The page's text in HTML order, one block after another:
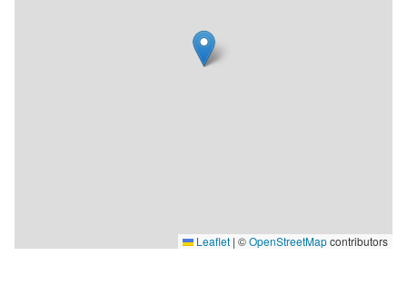
Leaflet | ©OpenStreetMapcontributors